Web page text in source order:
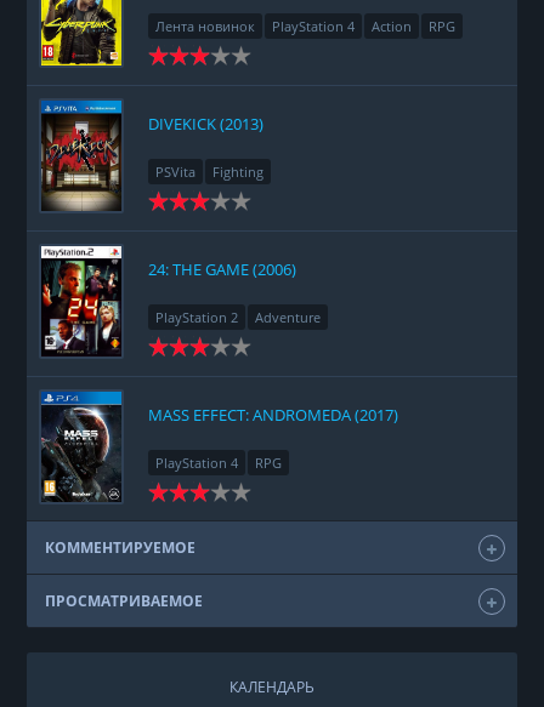
Лента новинок PlayStation 4 Action
RPG
Racing
Adventure
DIVEKICK (2013)
PSVita Fighting
24: THE GAME (2006)
PlayStation 2 Adventure
MASS EFFECT: ANDROMEDA (2017)
PlayStation 4 RPG
КОММЕНТИРУЕМОЕ
ПРОСМАТРИВАЕМОЕ
КАЛЕНДАРЬ